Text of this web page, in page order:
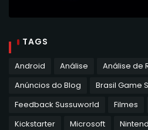
TAGS
Android Análise
Análise de
Anúncios do Blog
Brasil Game
Feedback Sussuworld
Filmes
Kickstarter
Microsoft